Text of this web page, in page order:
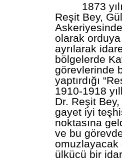
1873
Reşit Bey,
olarak orduya
ayrılarak
bölgelerde
görevlerinde
yaptırdığı
1910-1918
Dr. Reşit
gayet iyi
noktasına
ve bu
omuzlayacak
ülkücü bir